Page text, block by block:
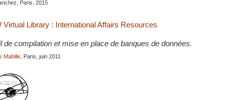
Paris, 2015
Virtual Library : International Affairs Resources
de compilation et mise en place de banques de données.
Mabille , Paris, juin 2011